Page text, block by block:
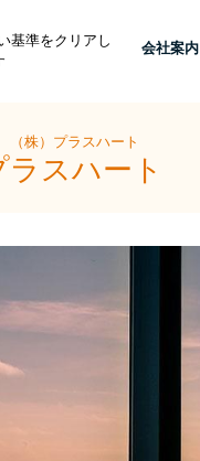
基準をクリアし
会社案内
（株）プラスハート
スハート